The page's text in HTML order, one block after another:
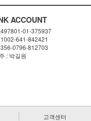
ACCOUNT
01-375937
641-842421
0796-812703
: 박길원
고객센터